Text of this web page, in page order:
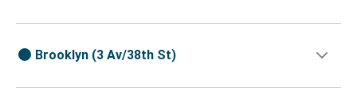
Brooklyn (3 Av/38th St)